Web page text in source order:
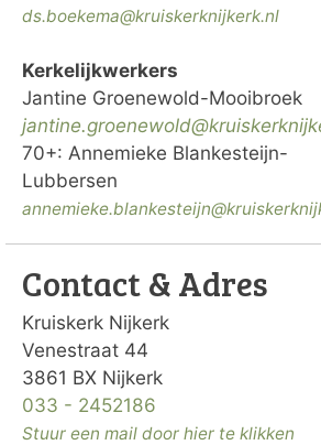
ds.boekema@kruiskerknijkerk.nl
Kerkelijkwerkers
Jantine Groenewold-Mooibroek
jantine.groenewold@
70+: Annemieke Blankesteijn-
Lubbersen
Contact & Adres
Kruiskerk Nijkerk
Venestraat 44
3861 BX Nijkerk
033 - 2452186
Stuur een mail door hier te klikken